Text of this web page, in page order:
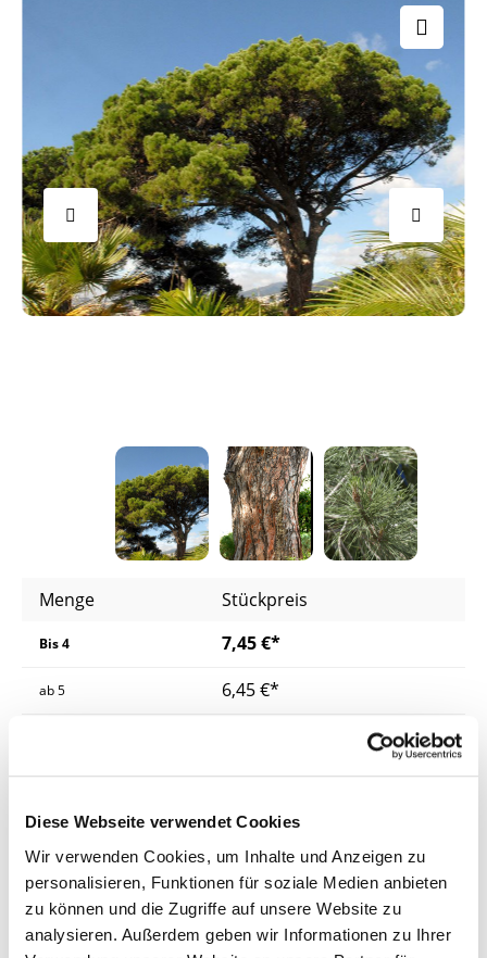
Diese Webseite verwendet Cookies
Wir verwenden Cookies, um Inhalte und Anzeigen zu
personalisieren, Funktionen für soziale Medien anbieten
zu können und die Zugriffe auf unsere Website zu
analysieren. Außerdem geben wir Informationen zu Ihrer
Menge Stückpreis
Bis4 7,45 €*
ab5 6,45 €*
Lieferzeit: 4 - 8 Werktage
Herkunft